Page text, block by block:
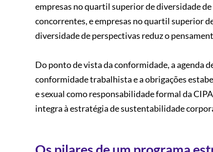
empresas no quartil superior de diversidade
concorrentes, e empresas no quartil superior
diversidade de perspectivas reduz o
Do ponto de vista da conformidade, a agenda
conformidade trabalhista e a obrigações
e sexual como responsabilidade formal da
integra à estratégia de sustentabilidade